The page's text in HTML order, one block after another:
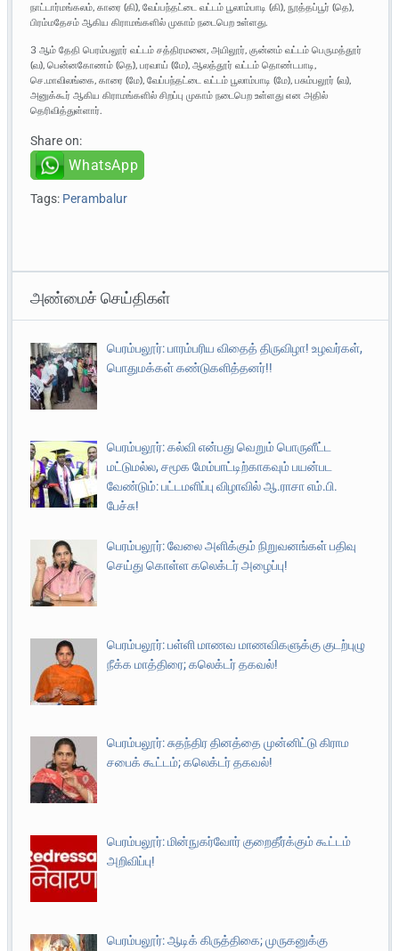
நாட்டார்மங்கலம், காரை (கி), வேப்பந்தட்டை வட்டம் பூலாம்பாடி (கி), நூத்தப்பூர் (தெ),
பிரம்மதேசம் ஆகிய கிராமங்களில் முகாம் நடைபெற உள்ளது.
3 ஆம் தேதி பெரம்பலூர் வட்டம் சத்திரமனை, அயிலூர், குன்னம் வட்டம் பெருமத்தூர்
(வ), பென்னகோணம் (தெ), பரவாய் (மே), ஆலத்தூர் வட்டம் தொண்டபாடி,
செ.மாவிலங்கை, காரை (மே), வேப்பந்தட்டை வட்டம் பூலாம்பாடி (மே), பசும்பலூர் (வ),
அனுக்கூர் ஆகிய கிராமங்களில் சிறப்பு முகாம் நடைபெற உள்ளது என அதில்
தெரிவித்துள்ளார்.
Share on:
WhatsApp
Tags: Perambalur
அண்மைச் செய்திகள்
பெரம்பலூர்: பாரம்பரிய விதைத் திருவிழா! உழவர்கள்,
பொதுமக்கள் கண்டுகளித்தனர்!!
பெரம்பலூர்: கல்வி என்பது வெறும் பொருளீட்ட
மட்டுமல்ல, சமூக மேம்பாட்டிற்காகவும் பயன்பட
வேண்டும்: பட்டமளிப்பு விழாவில் ஆ.ராசா எம்.பி.
பேச்சு!
பெரம்பலூர்: வேலை அளிக்கும் நிறுவனங்கள் பதிவு
செய்து கொள்ள கலெக்டர் அழைப்பு!
பெரம்பலூர்: பள்ளி மாணவ மாணவிகளுக்கு குடற்புழு
நீக்க மாத்திரை; கலெக்டர் தகவல்!
பெரம்பலூர்: சுதந்திர தினத்தை முன்னிட்டு கிராம
சபைக் கூட்டம்; கலெக்டர் தகவல்!
பெரம்பலூர்: மின்நுகர்வோர் குறைதீர்க்கும் கூட்டம்
அறிவிப்பு!
பெரம்பலூர்: ஆடிக் கிருத்திகை; முருகனுக்கு